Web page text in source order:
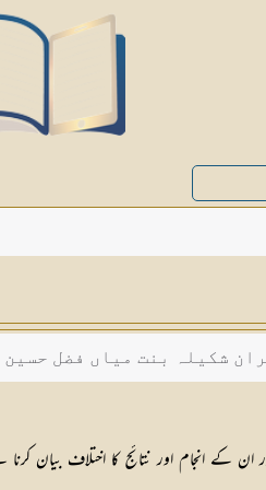
شکیلہ بنت میاں فضل حسین
كے انجام اور نتائج كا اختلاف بیان